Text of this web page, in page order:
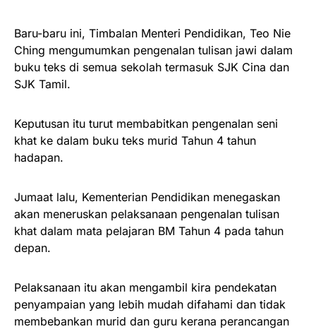
Baru-baru ini, Timbalan Menteri Pendidikan, Teo Nie
Ching mengumumkan pengenalan tulisan jawi dalam
buku teks di semua sekolah termasuk SJK Cina dan
SJK Tamil.
Keputusan itu turut membabitkan pengenalan seni
khat ke dalam buku teks murid Tahun 4 tahun
hadapan.
Jumaat lalu, Kementerian Pendidikan menegaskan
akan meneruskan pelaksanaan pengenalan tulisan
khat dalam mata pelajaran BM Tahun 4 pada tahun
depan.
Pelaksanaan itu akan mengambil kira pendekatan
penyampaian yang lebih mudah difahami dan tidak
membebankan murid dan guru kerana perancangan